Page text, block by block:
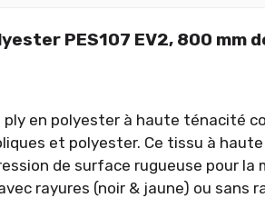
PES107 EV2, 800 mm
ply en polyester à haute ténacité
et polyester. Ce tissu à
de surface rugueuse pour la
rayures (noir & jaune) ou sans